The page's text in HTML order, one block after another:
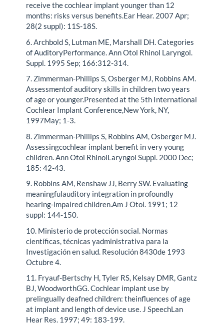
receive the cochlear implant younger than 12
months: risks versus benefits.Ear Hear. 2007 Apr;
28(2 suppl): 11S-18S.
6. Archbold S, Lutman ME, Marshall DH. Categories
of AuditoryPerformance. Ann Otol Rhinol Laryngol.
Suppl. 1995 Sep; 166:312-314.
7. Zimmerman-Phillips S, Osberger MJ, Robbins AM.
Assessmentof auditory skills in children two years
of age or younger.Presented at the 5th International
Cochlear Implant Conference,New York, NY,
1997May; 1-3.
8. Zimmerman-Phillips S, Robbins AM, Osberger MJ.
Assessingcochlear implant benefit in very young
children. Ann Otol RhinolLaryngol Suppl. 2000 Dec;
185: 42-43.
9. Robbins AM, Renshaw JJ, Berry SW. Evaluating
meaningfulauditory integration in profoundly
hearing-impaired children.Am J Otol. 1991; 12
suppl: 144-150.
10. Ministerio de protección social. Normas
científicas, técnicas yadministrativa para la
Investigación en salud. Resolución 8430de 1993
Octubre 4.
11. Fryauf-Bertschy H, Tyler RS, Kelsay DMR, Gantz
BJ, WoodworthGG. Cochlear implant use by
prelingually deafned children: theinfluences of age
at implant and length of device use. J SpeechLan
Hear Res. 1997; 49: 183-199.